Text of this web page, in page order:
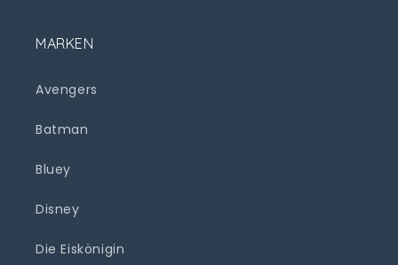
MARKEN
Avengers
Batman
Bluey
Disney
Die Eiskönigin